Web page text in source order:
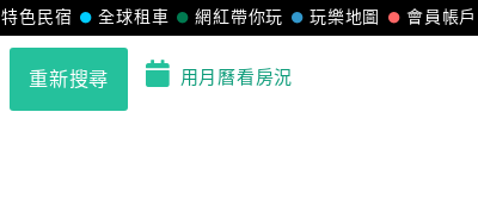
會員帳戶
玩樂地圖
網紅帶你玩
全球租車
特色民宿
重新搜尋 用月曆看房況